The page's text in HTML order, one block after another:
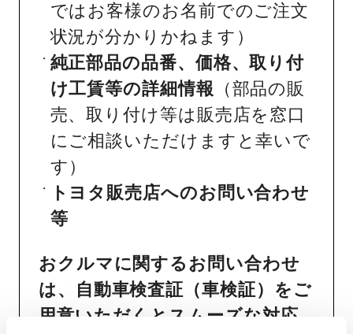
ではお客様のお名前でのご注文
状況が分かりかねます）
純正部品の品番、価格、取り付
け工賃等の詳細情報 （部品の販
売、取り付け等は販売店を窓口
にご相談いただけますと幸いで
す）
トヨタ販売店へのお問い合わせ
等
おクルマに関するお問い合わせ
は、自動車検査証（車検証）をご
用意いただくとスムーズな対応